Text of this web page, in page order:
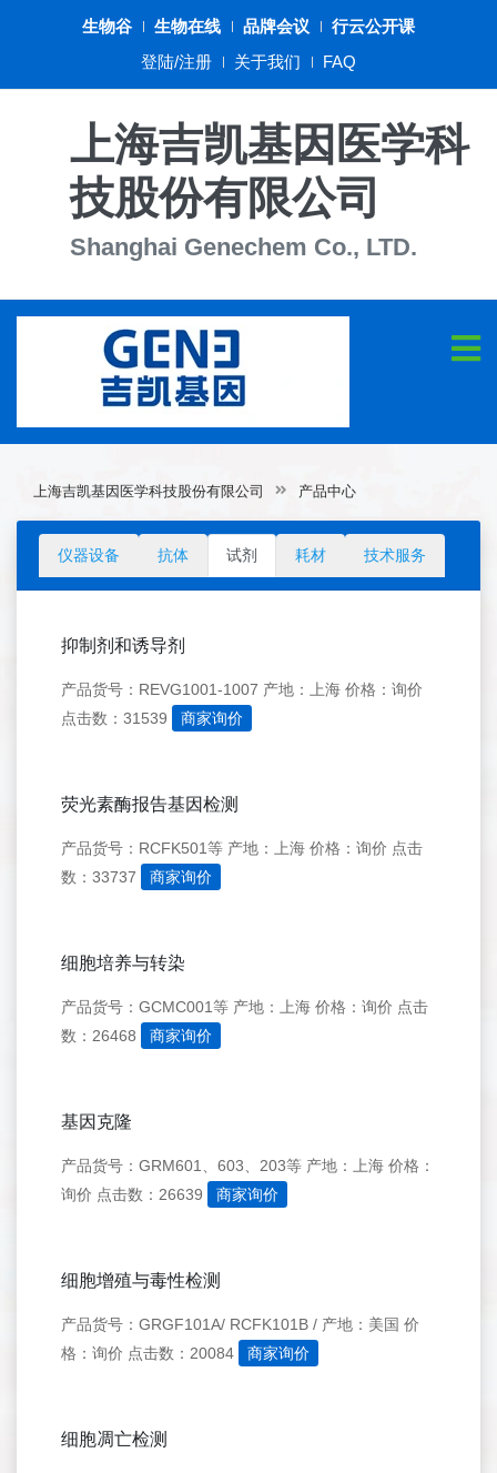
生物谷 生物在线 品牌会议
行云公开课
登陆/注册
关于我们 FAQ
上海吉凯基因医学科
技股份有限公司
Shanghai Genechem Co., LTD.
上海吉凯基因医学科技股份有限公司 产品中心
仪器设备 抗体 试剂 耗材 技术服务
抑制剂和诱导剂
产品货号：REVG1001-1007 产地：上海 价格：询价
点击数：31539
商家询价
荧光素酶报告基因检测
产品货号：RCFK501等 产地：上海 价格：询价 点击
数：33737
商家询价
细胞培养与转染
产品货号：GCMC001等 产地：上海 价格：询价 点击
数：26468
商家询价
基因克隆
产品货号：GRM601、603、203等 产地：上海 价格：
询价 点击数：26639 商家询价
细胞增殖与毒性检测
产品货号：GRGF101A/ RCFK101B / 产地：美国 价
格：询价 点击数：20084 商家询价
细胞凋亡检测